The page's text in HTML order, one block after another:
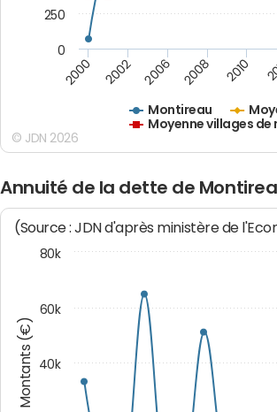
Montireau
Moyenne villages
2000 2002 2006 2008 2010
0
250
© JDN 2026
Annuité de la dette de
Montants (€)
(Source : JDN d'après ministère de
40k
60k
80k